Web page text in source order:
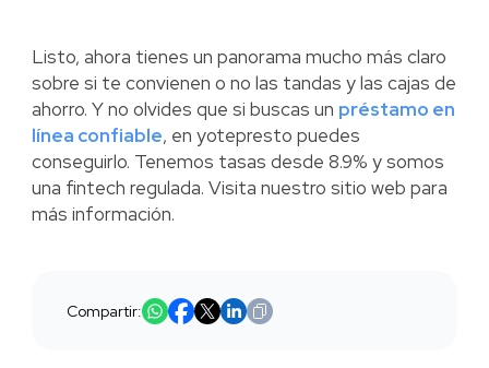
Listo, ahora tienes un panorama mucho más claro
sobre si te convienen o no las tandas y las cajas de
ahorro. Y no olvides que si buscas un préstamo en
línea confiable, en yotepresto puedes
conseguirlo. Tenemos tasas desde 8.9% y somos
una fintech regulada. Visita nuestro sitio web para
más información.
Compartir: